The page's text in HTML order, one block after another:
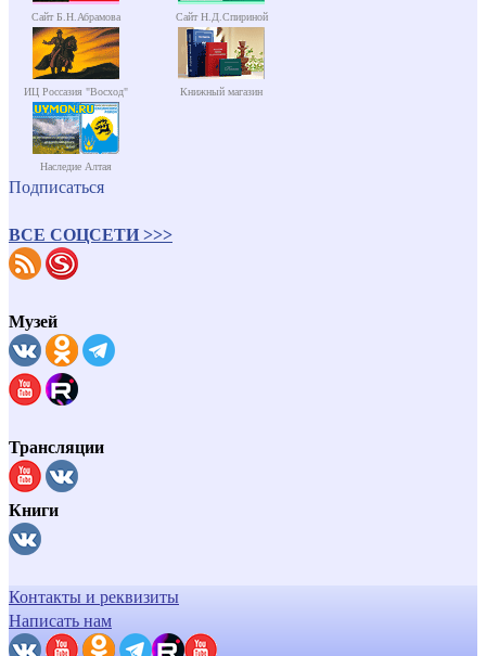
Сайт Б.Н.Абрамова Сайт Н.Д.Спириной
ИЦ Россазия "Восход" Книжный магазин
Наследие Алтая
Подписаться
ВСЕ СОЦСЕТИ >>>
Музей
Трансляции
Книги
Контакты и реквизиты
Написать нам